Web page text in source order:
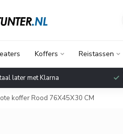
Koffers Reistassen
later met Klarna
koffer Rood 76X45X30 CM